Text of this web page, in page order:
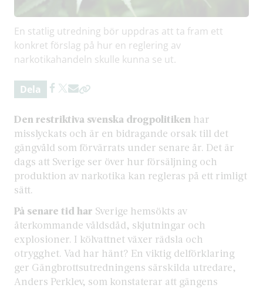
En statlig utredning bör uppdras att ta fram ett
konkret förslag på hur en reglering av
narkotikahandeln skulle kunna se ut.
Dela
Den restriktiva svenska drogpolitiken har
misslyckats och är en bidragande orsak till det
gängvåld som förvärrats under senare år. Det är
dags att Sverige ser över hur försäljning och
produktion av narkotika kan regleras på ett rimligt
sätt.
På senare tid har Sverige hemsökts av
återkommande våldsdåd, skjutningar och
explosioner. I kölvattnet växer rädsla och
otrygghet. Vad har hänt? En viktig delförklaring
ger Gängbrottsutredningens särskilda utredare,
Anders Perklev, som konstaterar att gängens